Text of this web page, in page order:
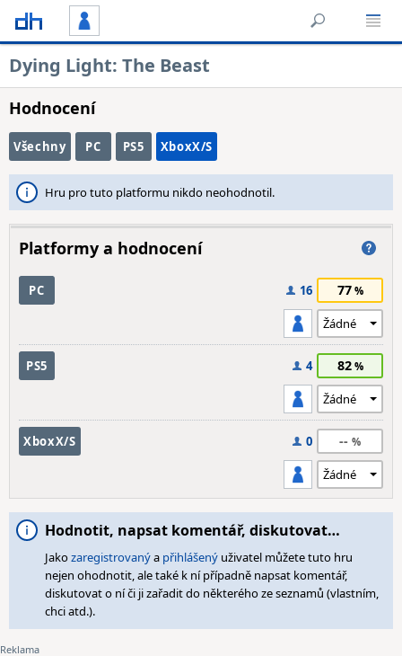
Dying Light: The Beast
Hodnocení
Všechny PC PS5 XboxX/S
Hru pro tuto platformu nikdo neohodnotil.
Platformy a hodnocení
PC 16 77
PS5 4 82
XboxX/S 0 --
Hodnotit, napsat komentář, diskutovat…
Jakozaregistrovanýa přihlášený uživatel můžete tuto hru
nejen ohodnotit, ale také k ní případně napsat komentář,
diskutovat o ní či ji zařadit do některého ze seznamů (vlastním,
chci atd.).